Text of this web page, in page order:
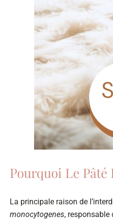
Pourquoi Le
La principale raison de
monocytogenes, responsable